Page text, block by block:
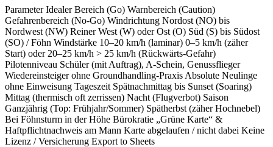
Parameter Idealer Bereich (Go) Warnbereich (Caution)
Gefahrenbereich (No-Go) Windrichtung Nordost (NO) bis
Nordwest (NW) Reiner West (W) oder Ost (O) Süd (S) bis Südost
(SO) / Föhn Windstärke 10–20 km/h (laminar) 0–5 km/h (zäher
Start) oder 20–25 km/h > 25 km/h (Rückwärts-Gefahr)
Pilotenniveau Schüler (mit Auftrag), A-Schein, Genussflieger
Wiedereinsteiger ohne Groundhandling-Praxis Absolute Neulinge
ohne Einweisung Tageszeit Spätnachmittag bis Sunset (Soaring)
Mittag (thermisch oft zerrissen) Nacht (Flugverbot) Saison
Ganzjährig (Top: Frühjahr/Sommer) Spätherbst (zäher Hochnebel)
Bei Föhnsturm in der Höhe Bürokratie „Grüne Karte“ &
Haftpflichtnachweis am Mann Karte abgelaufen / nicht dabei Keine
Lizenz / Versicherung Export to Sheets